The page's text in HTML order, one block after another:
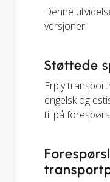
Denne
versjoner.
Støttede
Erply
engelsk og
til på